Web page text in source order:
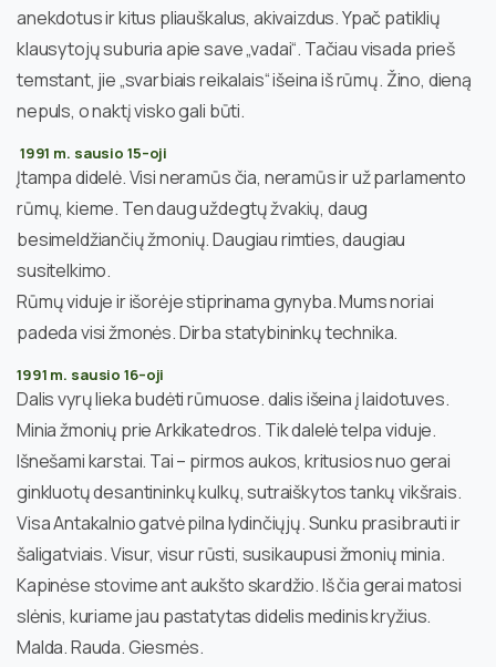
anekdotus ir kitus pliauškalus, akivaizdus. Ypač patiklių
klausytojų suburia apie save „vadai“. Tačiau visada prieš
temstant, jie „svarbiais reikalais“ išeina iš rūmų. Žino, dieną
nepuls, o naktį visko gali būti.
1991 m. sausio 15–oji
Įtampa didelė. Visi neramūs čia, neramūs ir už parlamento
rūmų, kieme. Ten daug uždegtų žvakių, daug
besimeldžiančių žmonių. Daugiau rimties, daugiau
susitelkimo.
Rūmų viduje ir išorėje stiprinama gynyba. Mums noriai
padeda visi žmonės. Dirba statybininkų technika.
1991 m. sausio 16–oji
Dalis vyrų lieka budėti rūmuose. dalis išeina į laidotuves.
Minia žmonių prie Arkikatedros. Tik dalelė telpa viduje.
Išnešami karstai. Tai – pirmos aukos, kritusios nuo gerai
ginkluotų desantininkų kulkų, sutraiškytos tankų vikšrais.
Visa Antakalnio gatvė pilna lydinčiųjų. Sunku prasibrauti ir
šaligatviais. Visur, visur rūsti, susikaupusi žmonių minia.
Kapinėse stovime ant aukšto skardžio. Iš čia gerai matosi
slėnis, kuriame jau pastatytas didelis medinis kryžius.
Malda. Rauda. Giesmės.